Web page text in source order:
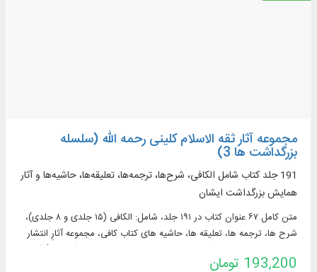
مجموعه آثار ثقه الاسلام کلینی رحمه الله (سلسله
بزرگداشت ها 3)
191 جلد کتاب شامل الکافی، شرح‌ها، ترجمه‌ها، تعلیقه‌ها، حاشیه‌ها و آثار
همایش بزرگداشت ایشان
متن كامل ۶۷ عنوان كتاب در ۱۹۱ جلد، شامل: الكافی (۱۵ جلدی و ۸ جلدی)،
شرح‌ ها، ترجمه‌ ها، تعلیقه‌ ها، حاشیه‌ های كتاب كافی، مجموعه آثارِ انتشار
193,200 تومان